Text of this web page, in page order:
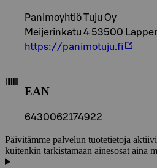
Panimoyhtiö Tuju Oy
Meijerinkatu 4 53500
https://panimotuju.fi
EAN
6430062174922
Päivitämme palvelun tuotetietoja
kuitenkin tarkistamaan ainesosat aina